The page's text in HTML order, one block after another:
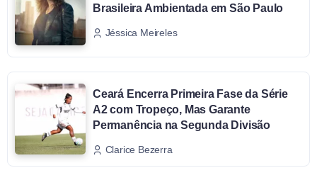
Brasileira Ambientada em São Paulo
Jéssica Meireles
Ceará Encerra Primeira Fase da Série
A2 com Tropeço, Mas Garante
Permanência na Segunda Divisão
Clarice Bezerra